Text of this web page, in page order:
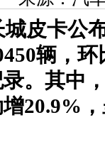
城皮卡公
辆，
。 其中
20.9%